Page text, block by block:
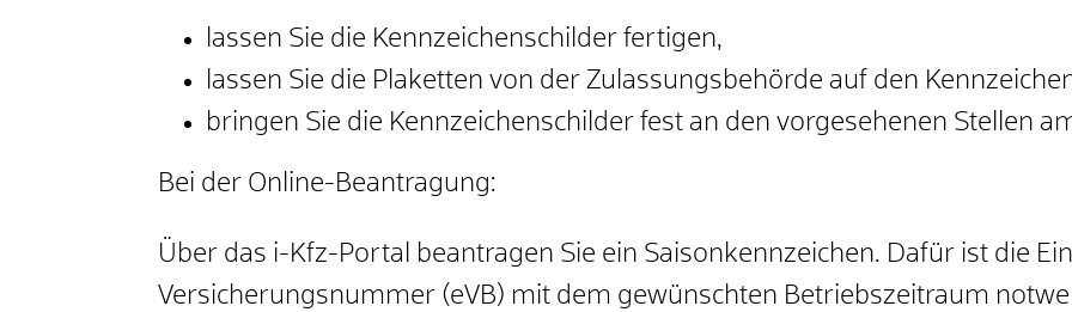
lassen Sie die Kennzeichenschilder fertigen,
lassen Sie die Plaketten von der Zulassungsbehörde auf den
bringen Sie die Kennzeichenschilder fest an den vorgesehenen Stellen
Bei der Online-Beantragung:
Über das i-Kfz-Portal beantragen Sie ein Saisonkennzeichen. Dafür ist die
Versicherungsnummer (eVB) mit dem gewünschten Betriebszeitraum